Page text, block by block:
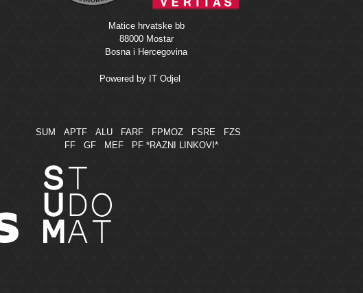
Matice hrvatske bb
88000 Mostar
Bosna i Hercegovina
Powered by IT Odjel
SUM APTF ALU FARF FPMOZ FSRE
FZS
FF
GF MEF PF *RAZNI LINKOVI*